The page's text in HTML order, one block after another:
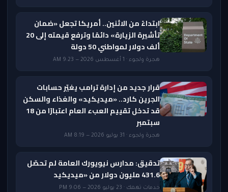
ابتداءً من الاثنين.. أمريكا تجعل «ضمان
تأشيرة الزيارة» دائمًا وترفع قيمته إلى 20
ألف دولار لمواطني 50 دولة
هجرة ولجوء · 1 أغسطس 2026 — 9:23 AM
قرار جديد من إدارة ترامب يغيّر حسابات
الجرين كارد.. «ميديكيد» والغذاء والسكن
قد تدخل تقييم العبء العام اعتبارًا من 18
سبتمبر
هجرة ولجوء · 31 يوليو 2026 — 8:19 AM
تدقيق: مدارس نيويورك العامة لم تحصّل
431.6 مليون دولار من «ميديكيد
خدمات تهمك · 23 يوليو 2026 — 9:06 PM